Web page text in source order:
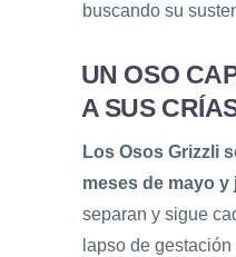
buscando su
UN OSO
A SUS
Los Osos Grizzli
meses de mayo y
separan y sigue
lapso de